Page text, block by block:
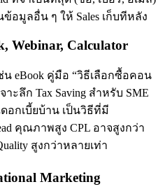
ข้อมูลอื่น ๆ ให้ Sales เก็บทีหลัง
Webinar, Calculator
eBook คู่มือ “วิธีเลือกซื้อคอน
าะลึก Tax Saving สำหรับ SME
อกเบี้ยบ้าน เป็นวิธีที่มี
คุณภาพสูง CPL อาจสูงกว่า
สูงกว่าหลายเท่า
Marketing